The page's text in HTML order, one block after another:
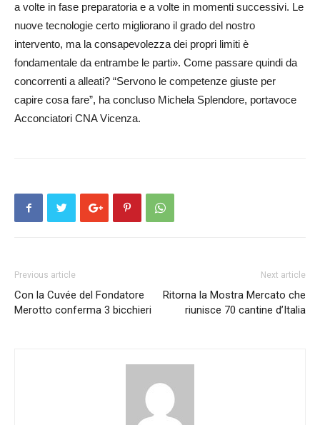
a volte in fase preparatoria e a volte in momenti successivi. Le
nuove tecnologie certo migliorano il grado del nostro
intervento, ma la consapevolezza dei propri limiti è
fondamentale da entrambe le parti». Come passare quindi da
concorrenti a alleati? “Servono le competenze giuste per
capire cosa fare”, ha concluso Michela Sple­ndore, portavoce
Acconciatori CNA Vicenza.
Previous article
Con la Cuvée del Fondatore
Merotto conferma 3 bicchieri
Next article
Ritorna la Mostra Mercato che
riunisce 70 cantine d’Italia